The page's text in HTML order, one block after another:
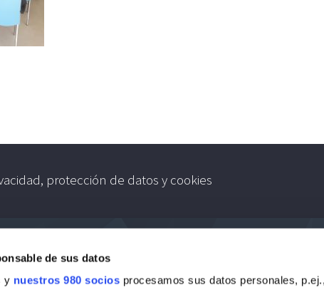
de sus datos
y nuestros 980 socios procesamos sus datos personales,
protección de datos y cookies